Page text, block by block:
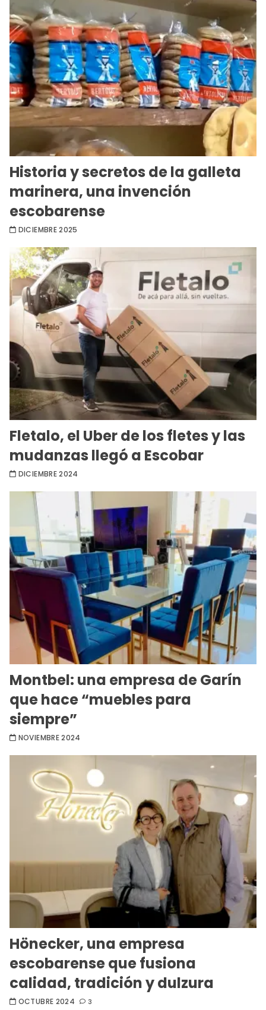
Historia y secretos de la galleta
marinera, una invención
escobarense
DICIEMBRE 2025
Fletalo, el Uber de los fletes y las
mudanzas llegó a Escobar
DICIEMBRE 2024
Montbel: una empresa de Garín
que hace “muebles para
siempre”
NOVIEMBRE 2024
Hönecker, una empresa
escobarense que fusiona
calidad, tradición y dulzura
OCTUBRE 2024 3